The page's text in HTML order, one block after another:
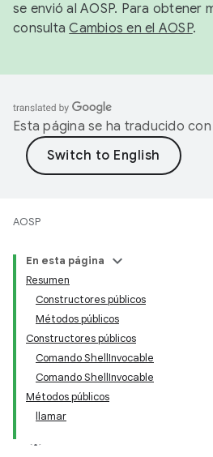
se envió al AOSP. Para obtener
consultaCambios en el AOSP.
Esta página se ha traducido con
AOSP
En esta página
Resumen
Constructores públicos
Métodos públicos
Constructores públicos
Comando ShellInvocable
Comando ShellInvocable
Métodos públicos
llamar